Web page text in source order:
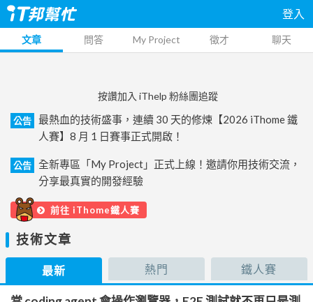
登入
文章 問答 My Project 徵才 聊天
按讚加入 iThelp 粉絲團追蹤
公告
最熱血的技術盛事，連續 30 天的修煉【2026 iThome 鐵
人賽】8 月 1 日賽事正式開啟！
公告
全新專區「My Project」正式上線！邀請你用技術交流，
分享最真實的開發經驗
前往 iThome鐵人賽
技術文章
最新 熱門 鐵人賽